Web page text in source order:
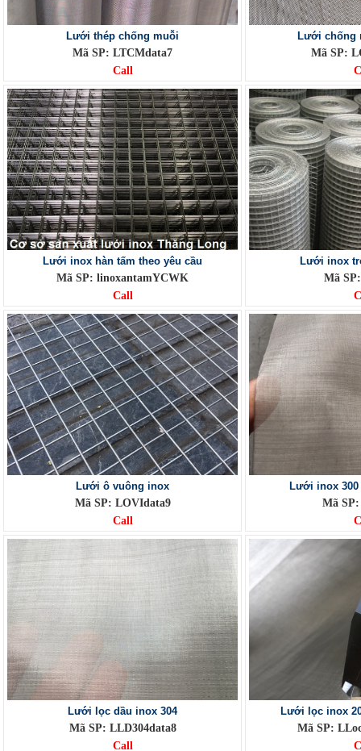
Lưới thép chống muỗi
Mã SP: LTCMdata7
Call
Lưới chống
Mã SP:
Lưới inox hàn tấm theo yêu cầu
Mã SP: linoxantamYCWK
Call
Lưới inox
Mã
Lưới ô vuông inox
Mã SP: LOVIdata9
Call
Lưới inox
Mã
Lưới lọc dầu inox 304
Mã SP: LLD304data8
Call
Lưới lọc inox
Mã SP: